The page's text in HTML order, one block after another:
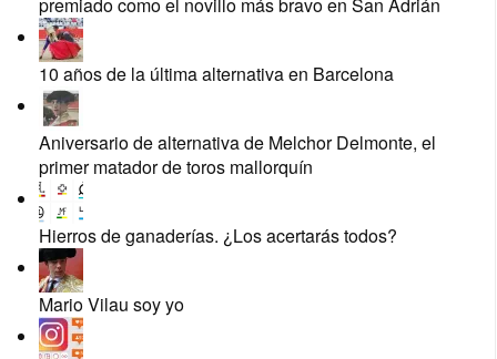
10 años de la última alternativa en Barcelona
Aniversario de alternativa de Melchor Delmonte, el
primer matador de toros mallorquín
Hierros de ganaderías. ¿Los acertarás todos?
Mario Vilau soy yo